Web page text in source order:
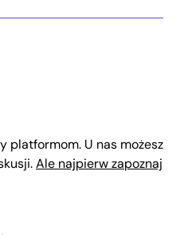
platformom. U nas możesz
Ale najpierw zapoznaj